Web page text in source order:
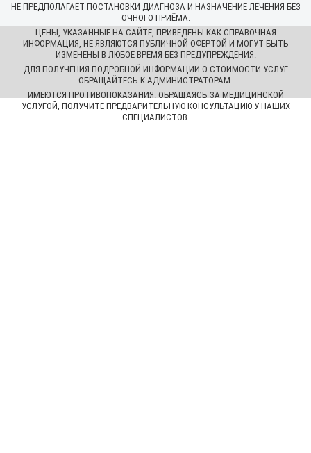
НЕ ПРЕДПОЛАГАЕТ ПОСТАНОВКИ ДИАГНОЗА И НАЗНАЧЕНИЕ ЛЕЧЕНИЯ БЕЗ
ОЧНОГО ПРИЁМА.
ЦЕНЫ, УКАЗАННЫЕ НА САЙТЕ, ПРИВЕДЕНЫ КАК СПРАВОЧНАЯ
ИНФОРМАЦИЯ, НЕ ЯВЛЯЮТСЯ ПУБЛИЧНОЙ ОФЕРТОЙ И МОГУТ БЫТЬ
ИЗМЕНЕНЫ В ЛЮБОЕ ВРЕМЯ БЕЗ ПРЕДУПРЕЖДЕНИЯ.
ДЛЯ ПОЛУЧЕНИЯ ПОДРОБНОЙ ИНФОРМАЦИИ О СТОИМОСТИ УСЛУГ
ОБРАЩАЙТЕСЬ К АДМИНИСТРАТОРАМ.
ИМЕЮТСЯ ПРОТИВОПОКАЗАНИЯ. ОБРАЩАЯСЬ ЗА МЕДИЦИНСКОЙ
УСЛУГОЙ, ПОЛУЧИТЕ ПРЕДВАРИТЕЛЬНУЮ КОНСУЛЬТАЦИЮ У НАШИХ
СПЕЦИАЛИСТОВ.